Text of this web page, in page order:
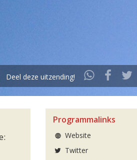
Deel deze uitzending!
Programmalinks
Website
Twitter